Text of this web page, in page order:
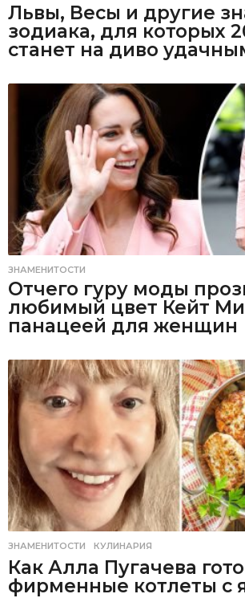
Львы, Весы и другие
зодиака, для которых
станет на диво
ЗНАМЕНИТОСТИ
Отчего гуру моды
любимый цвет Кейт
панацеей для женщин
ЗНАМЕНИТОСТИ ,КУЛИНАРИЯ
Как Алла Пугачева
фирменные котлеты с